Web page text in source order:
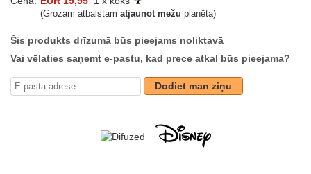
(Grozam atbalstam atjaunot mežu planēta)
Šis produkts drīzumā būs pieejams noliktavā
Vai vēlaties saņemt e-pastu, kad prece atkal būs pieejama?
Dodiet man ziņu